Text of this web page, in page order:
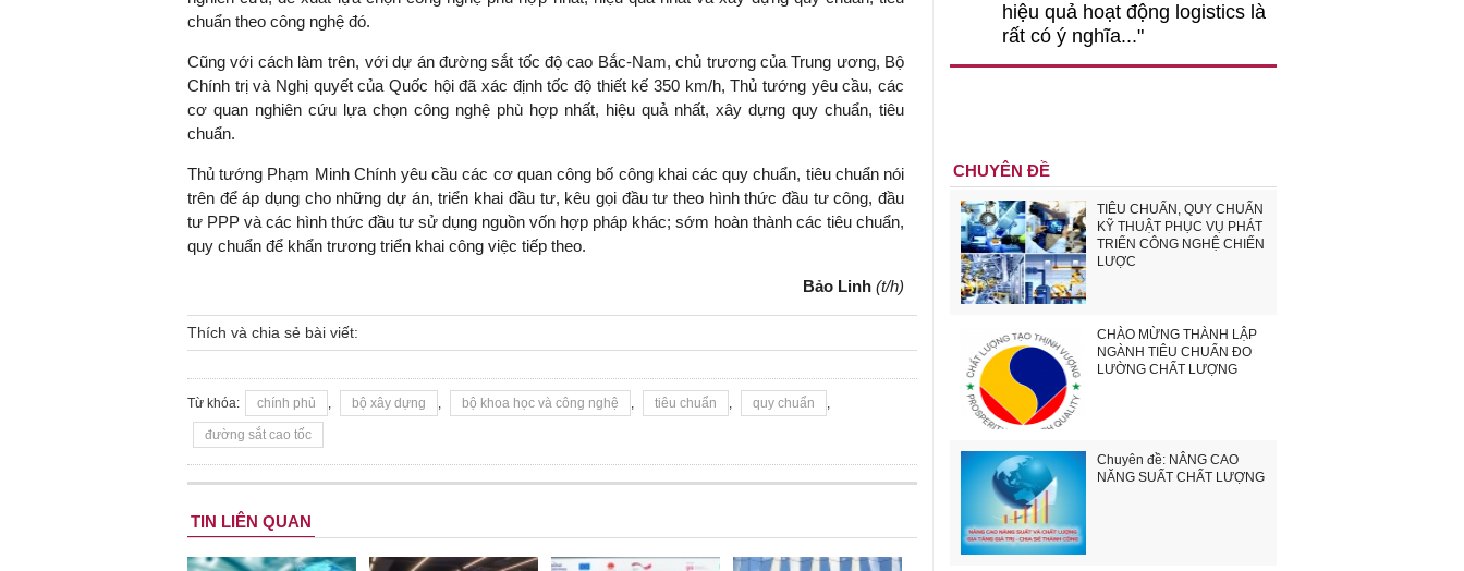
chuẩn theo công nghệ đó.
Cũng với cách làm trên, với dự án đường sắt tốc độ cao Bắc-Nam, chủ trương của Trung ương, Bộ
Chính trị và Nghị quyết của Quốc hội đã xác định tốc độ thiết kế 350 km/h, Thủ tướng yêu cầu, các
cơ quan nghiên cứu lựa chọn công nghệ phù hợp nhất, hiệu quả nhất, xây dựng quy chuẩn, tiêu
chuẩn.
Thủ tướng Phạm Minh Chính yêu cầu các cơ quan công bố công khai các quy chuẩn, tiêu chuẩn nói
trên để áp dụng cho những dự án, triển khai đầu tư, kêu gọi đầu tư theo hình thức đầu tư công, đầu
tư PPP và các hình thức đầu tư sử dụng nguồn vốn hợp pháp khác; sớm hoàn thành các tiêu chuẩn,
quy chuẩn để khẩn trương triển khai công việc tiếp theo.
Bảo Linh (t/h)
Thích và chia sẻ bài viết:
Từ khóa: chính phủ , bộ xây dựng , bộ khoa học và công nghệ , tiêu chuẩn , quy chuẩn ,
đường sắt cao tốc
TIN LIÊN QUAN
đang được tiến hành như tăng
nghệ; ban hành các cơ chế
khuyến khích đổi mới sáng tạo,
khởi nghiệp..."
nghĩa hỗ trợ ngắn hạn mà còn
tăng trưởng bền vững dài hạn.
hiệu quả hoạt động logistics là
rất có ý nghĩa..."
CHUYÊN ĐỀ
TIÊU CHUẨN, QUY CHUẨN
KỸ THUẬT PHỤC VỤ PHÁT
TRIỂN CÔNG NGHỆ CHIẾN
LƯỢC
CHÀO MỪNG THÀNH LẬP
NGÀNH TIÊU CHUẨN ĐO
LƯỜNG CHẤT LƯỢNG
Chuyên đề: NÂNG CAO
NĂNG SUẤT CHẤT LƯỢNG